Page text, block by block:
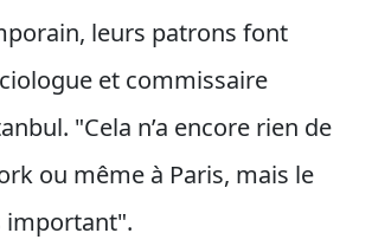
leurs patrons font
et commissaire
"Cela n’a encore rien de
ou même à Paris, mais le
important".